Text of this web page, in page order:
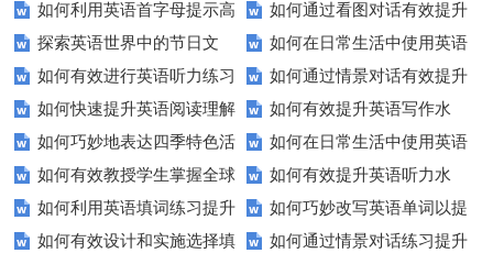
能力？这些技巧你必须知道！
英语水平？
如何利用英语首字母提示高
效完成填空题？
如何通过看图对话有效提升
英语口语水平？
探索英语世界中的节日文
化：您知道这些传统吗？
如何在日常生活中使用英语
进行有效沟通？——实用英语口
语技巧
如何有效进行英语听力练习
以快速提升？
如何通过情景对话有效提升
英语口语水平？
如何快速提升英语阅读理解
能力？这些技巧你必须知道！
如何有效提升英语写作水
平？这里有五个实用建议！
如何巧妙地表达四季特色活
动？这些建议让您的活动更加丰
富多彩！
如何在日常生活中使用英语
进行有效问答？——实用技巧分
享
如何有效教授学生掌握全球
通用的日期表达？
如何有效提升英语听力水
平？这些测试技巧要知道！
如何利用英语填词练习提升
词汇量？这里有5个高效方法值
如何巧妙改写英语单词以提
升文章魅力？
如何有效设计和实施选择填
如何通过情景对话练习提升